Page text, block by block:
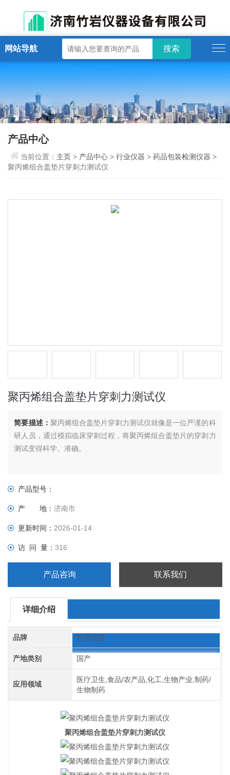
网站导航
产品中心
当前位置： 主页> 产品中心 >行业仪器 >药品包装检测仪器 >
聚丙烯组合盖垫片穿刺力测试仪
聚丙烯组合盖垫片穿刺力测试仪
简要描述： 聚丙烯组合盖垫片穿刺力测试仪就像是一位严谨的科
研人员，通过模拟临床穿刺过程，将聚丙烯组合盖垫片的穿刺力
测试变得科学、准确。
产品型号：
产 地：济南市
更新时间：2026-01-14
访 问 量：316
产品咨询 联系我们
详细介绍
品牌 竹岩仪器
产地类别 国产
应用领域
医疗卫生,食品/农产品,化工,生物产业,制药/
生物制药
聚丙烯组合盖垫片穿刺力测试仪